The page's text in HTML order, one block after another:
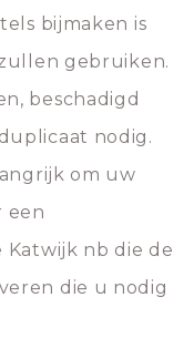
bijmaken is
gebruiken.
beschadigd
nodig.
om uw
een
nb die de
die u nodig